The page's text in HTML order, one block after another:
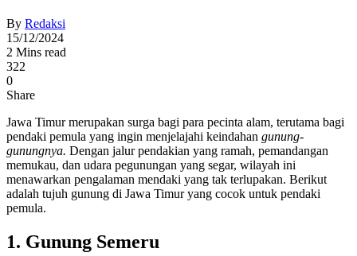
By Redaksi
15/12/2024
2 Mins read
322
0
Share
Jawa Timur merupakan surga bagi para pecinta alam, terutama bagi
pendaki pemula yang ingin menjelajahi keindahan gunung-
gunungnya. Dengan jalur pendakian yang ramah, pemandangan
memukau, dan udara pegunungan yang segar, wilayah ini
menawarkan pengalaman mendaki yang tak terlupakan. Berikut
adalah tujuh gunung di Jawa Timur yang cocok untuk pendaki
pemula.
1. Gunung Semeru